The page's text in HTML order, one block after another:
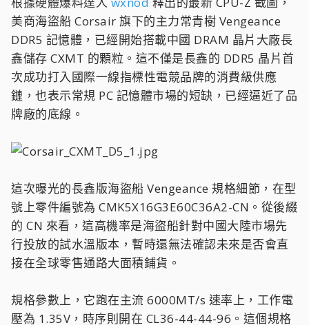
美商海盜船 Corsair 旗下的主力常青樹 Vengeance
DDR5 記憶體，已經開始搭載中國 DRAM 晶片大廠長
鑫儲存 CXMT 的顆粒。這不僅是長鑫的 DDR5 晶片首
次成功打入國際一線指標性電競品牌的消費級供應
鏈，也表示常規 PC 記憶體市場的短缺，已經逼近了品
牌廠的底線。
這次曝光的長鑫版海盜船 Vengeance 規格細節，在型
號上零件編號為 CMK5X16G3E60C36A2-CN。從後綴
的 CN 來看，這高機率是海盜船針對中國大陸市場先
行投放的試水溫版本，暫時還無法確認未來是否會直
接在全球零售通路大面積鋪貨。
規格參數上，它跑在主流 6000MT/s 速率上，工作電
壓為 1.35V，時序則開在 CL36-44-44-96。這個規格